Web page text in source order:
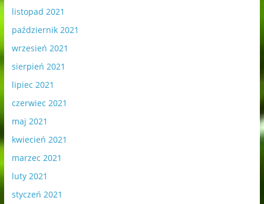
listopad 2021
październik 2021
wrzesień 2021
sierpień 2021
lipiec 2021
czerwiec 2021
maj 2021
kwiecień 2021
marzec 2021
luty 2021
styczeń 2021